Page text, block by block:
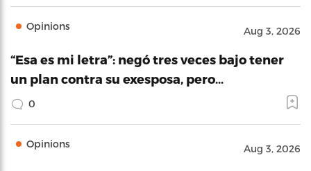
Opinions Aug 3, 2026
“Esa es mi letra”: negó tres veces bajo tener
un plan contra su exesposa, pero…
0
Opinions Aug 3, 2026